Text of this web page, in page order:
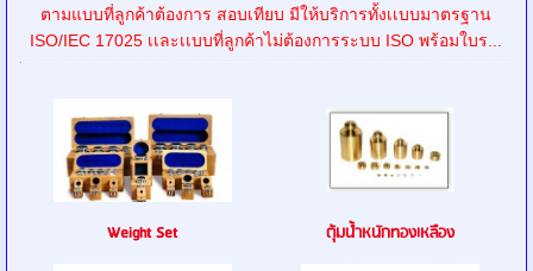
ตามแบบที่ลูกค้าต้องการ สอบเทียบ มีให้บริการทั้งเเบบมาตรฐาน
ISO/IEC 17025 เเละเเบบที่ลูกค้าไม่ต้องการระบบ ISO พร้อมใบร...
Weight Set ตุ้มน้ำหนักทองเหลือง